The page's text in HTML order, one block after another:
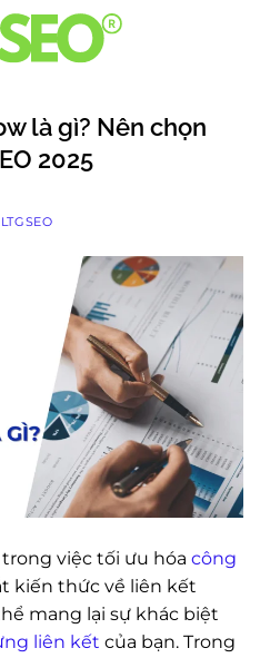
là gì? Nên chọn
2025
LTGSEO
việc tối ưu hóa công
kiến thức về liên kết
mang lại sự khác biệt
liên kết của bạn. Trong